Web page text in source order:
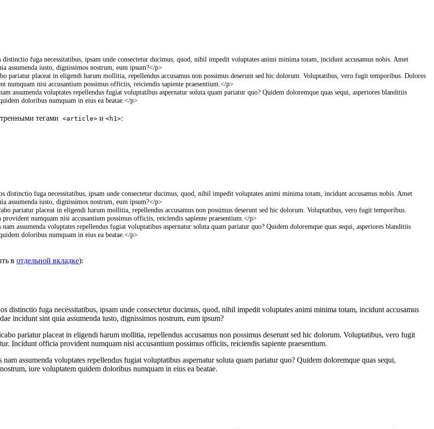
distinctio fuga necessitatibus, ipsam unde consectetur ducimus, quod, nihil impedit voluptates animi minima totam, incidunt accusamus nobis. Amet
assumenda iusto, dignissimos nostrum, eum ipsum?</p>
pariatur placeat in eligendi harum mollitia, repellendus accusamus non possimus deserunt sed hic dolorum. Voluptatibus, vero fugit temporibus. Dolores
numquam nisi accusantium possimus officiis, reiciendis sapiente praesentium.</p>
assumenda voluptates repellendus fugiat voluptatibus aspernatur soluta quam pariatur quo? Quidem doloremque quas sequi, asperiores blanditiis
doloribus numquam in eius ea beatae.</p>
тегами <article> и <h1>:
distinctio fuga necessitatibus ipsam unde consectetur ducimus quod nihil impedit voluptates animi minima totam incidunt accusamus nobis Amet
assumenda iusto dignissimos nostrum eum ipsum?</p>
pariatur placeat in eligendi harum mollitia repellendus accusamus non possimus deserunt sed hic dolorum Voluptatibus vero fugit temporibus
provident numquam nisi accusantium possimus officiis reiciendis sapiente praesentium </p>
nam assumenda voluptates repellendus fugiat voluptatibus aspernatur soluta quam pariatur quo? Quidem doloremque quas sequi asperiores blanditiis
doloribus numquam in eius ea beatae </p>
в отдельной вкладке):